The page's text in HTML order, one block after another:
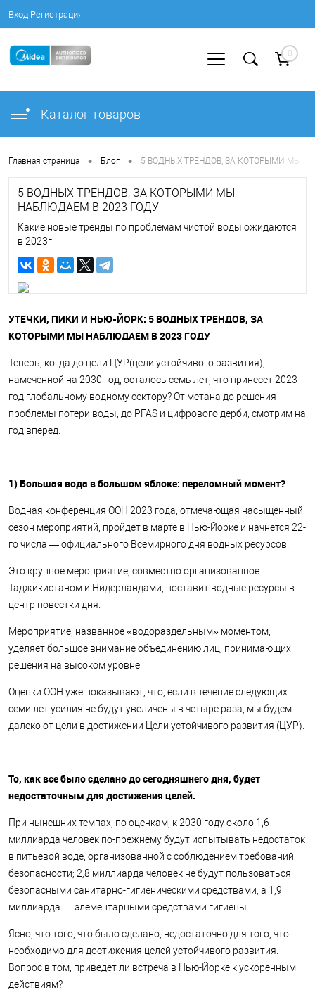
Вход Регистрация
0
Каталог товаров
Главная страница • Блог • 5 ВОДНЫХ ТРЕНДОВ, ЗА КОТОРЫМИ МЫ
5 ВОДНЫХ ТРЕНДОВ, ЗА КОТОРЫМИ МЫ
НАБЛЮДАЕМ В 2023 ГОДУ
Какие новые тренды по проблемам чистой воды ожидаются
в 2023г.
УТЕЧКИ, ПИКИ И НЬЮ-ЙОРК: 5 ВОДНЫХ ТРЕНДОВ, ЗА
КОТОРЫМИ МЫ НАБЛЮДАЕМ В 2023 ГОДУ
Теперь, когда до цели ЦУР(цели устойчивого развития),
намеченной на 2030 год, осталось семь лет, что принесет 2023
год глобальному водному сектору? От метана до решения
проблемы потери воды, до PFAS и цифрового дерби, смотрим на
год вперед.
1) Большая вода в большом яблоке: переломный момент?
Водная конференция ООН 2023 года, отмечающая насыщенный
сезон мероприятий, пройдет в марте в Нью-Йорке и начнется 22-
го числа — официального Всемирного дня водных ресурсов.
Это крупное мероприятие, совместно организованное
Таджикистаном и Нидерландами, поставит водные ресурсы в
центр повестки дня.
Мероприятие, названное «водораздельным» моментом,
уделяет большое внимание объединению лиц, принимающих
решения на высоком уровне.
Оценки ООН уже показывают, что, если в течение следующих
семи лет усилия не будут увеличены в четыре раза, мы будем
далеко от цели в достижении Цели устойчивого развития (ЦУР).
То, как все было сделано до сегодняшнего дня, будет
недостаточным для достижения целей.
При нынешних темпах, по оценкам, к 2030 году около 1,6
миллиарда человек по-прежнему будут испытывать недостаток
в питьевой воде, организованной с соблюдением требований
безопасности; 2,8 миллиарда человек не будут пользоваться
безопасными санитарно-гигиеническими средствами, а 1,9
миллиарда — элементарными средствами гигиены.
Ясно, что того, что было сделано, недостаточно для того, что
необходимо для достижения целей устойчивого развития.
Вопрос в том, приведет ли встреча в Нью-Йорке к ускоренным
действиям?